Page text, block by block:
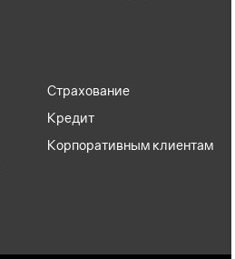
Страхование
Кредит
Корпоративным клиентам